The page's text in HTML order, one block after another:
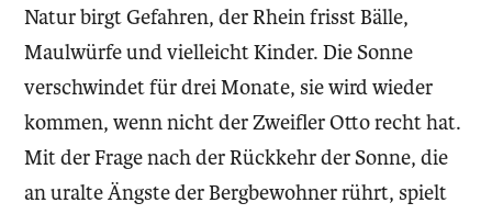
Natur birgt Gefahren, der Rhein frisst Bälle,
Maulwürfe und vielleicht Kinder. Die Sonne
verschwindet für drei Monate, sie wird wieder
kommen, wenn nicht der Zweifler Otto recht hat.
Mit der Frage nach der Rückkehr der Sonne, die
an uralte Ängste der Bergbewohner rührt, spielt